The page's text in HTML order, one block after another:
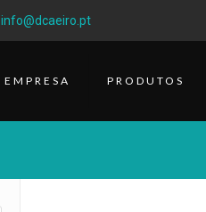
info@dcaeiro.pt
EMPRESA PRODUTOS